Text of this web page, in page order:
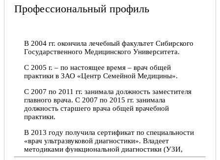
Благодарю Игоря Сергеевича за консультацию и
отношение с пониманием
Отлично!
Спасибо доктору. Все чётко быстро и понятно.
Всегда идёт на встречу
Наталия, 11.06.2021
Отлично!
Профессиональный профиль
В 2004 гг. окончила лечебный факультет Сибирского
Государственного Медицинского Университета.
С 2005 г. – по настоящее время – врач общей
практики в ЗАО «Центр Семейной Медицины».
С 2007 по 2011 гг. занимала должность заместителя
главного врача. С 2007 по 2015 гг. занимала
должность старшего врача общей врачебной
практики.
В 2013 году получила сертификат по специальности
«врач ультразвуковой диагностики». Владеет
методиками функциональной диагностики (УЗИ,
ЭКГ, СМАД, Холтер-ЭКГ, спирометрия,